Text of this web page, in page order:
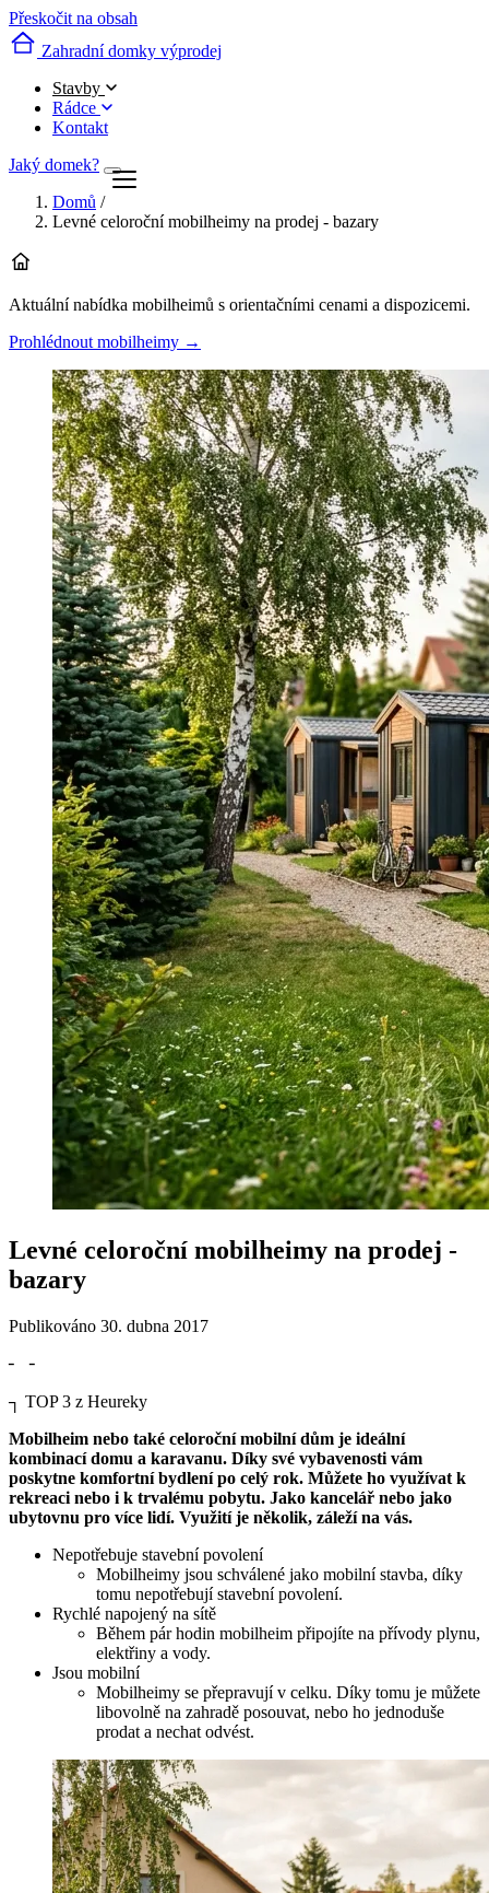
Přeskočit na obsah
Zahradní domky výprodej
Stavby
Rádce
Kontakt
Jaký domek?
Domů /
Levné celoroční mobilheimy na prodej - bazary
Aktuální nabídka mobilheimů s orientačními cenami a dispozicemi.
Prohlédnout mobilheimy →
Levné celoroční mobilheimy na prodej -
bazary
Publikováno 30. dubna 2017
╴
╶
┐ TOP 3 z Heureky
Mobilheim nebo také celoroční mobilní dům je ideální
kombinací domu a karavanu. Díky své vybavenosti vám
poskytne komfortní bydlení po celý rok. Můžete ho využívat k
rekreaci nebo i k trvalému pobytu. Jako kancelář nebo jako
ubytovnu pro více lidí. Využití je několik, záleží na vás.
Nepotřebuje stavební povolení
Mobilheimy jsou schválené jako mobilní stavba, díky
tomu nepotřebují stavební povolení.
Rychlé napojený na sítě
Během pár hodin mobilheim připojíte na přívody plynu,
elektřiny a vody.
Jsou mobilní
Mobilheimy se přepravují v celku. Díky tomu je můžete
libovolně na zahradě posouvat, nebo ho jednoduše
prodat a nechat odvést.